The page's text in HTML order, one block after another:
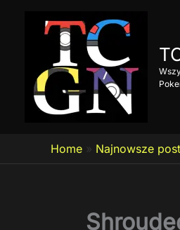
Home » Najnowsze